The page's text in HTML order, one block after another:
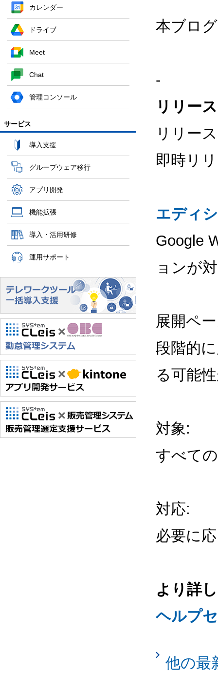
カレンダー
ドライブ
Meet
Chat
管理コンソール
サービス
導入支援
グループウェア移行
アプリ開発
機能拡張
導入・活用研修
運用サポート
本ブロ
-
リリー
リリー
即時リ
エディ
Google
ョンが
展開ペ
段階的
る可能
対象:
すべて
対応:
必要に
より詳
ヘルプ
他の最